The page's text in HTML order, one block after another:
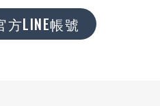
LINE帳號